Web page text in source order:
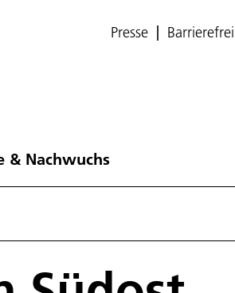
Presse
& Nachwuchs